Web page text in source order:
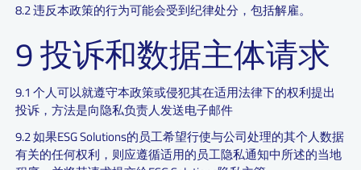
8.2 违反本政策的行为可能会受到纪律处分，包括解雇。
9 投诉和数据主体请求
9.1 个人可以就遵守本政策或侵犯其在适用法律下的权利提出
投诉，方法是向隐私负责人发送电子邮件
9.2 如果ESG Solutions的员工希望行使与公司处理的其个人数据
有关的任何权利，则应遵循适用的员工隐私通知中所述的当地